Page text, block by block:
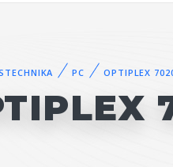
PC OPTIPLEX